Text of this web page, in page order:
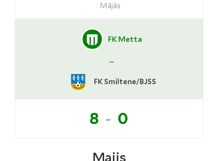
Mājās
FK Metta
-
FK Smiltene/BJSS
8 - 0
Maijs